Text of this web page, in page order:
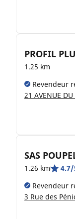
PROFIL
1.25 km
Revendeur
SAS
1.26 km 4.7/
Revendeur
3 Rue des